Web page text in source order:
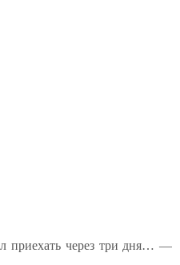
через три дня… —